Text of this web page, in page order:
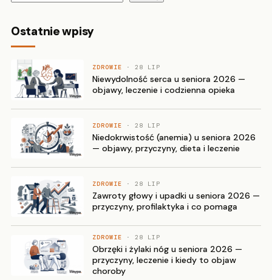
Ostatnie wpisy
ZDROWIE · 28 LIP
Niewydolność serca u seniora 2026 —
objawy, leczenie i codzienna opieka
ZDROWIE · 28 LIP
Niedokrwistość (anemia) u seniora 2026
— objawy, przyczyny, dieta i leczenie
ZDROWIE · 28 LIP
Zawroty głowy i upadki u seniora 2026 —
przyczyny, profilaktyka i co pomaga
ZDROWIE · 28 LIP
Obrzęki i żylaki nóg u seniora 2026 —
przyczyny, leczenie i kiedy to objaw
choroby